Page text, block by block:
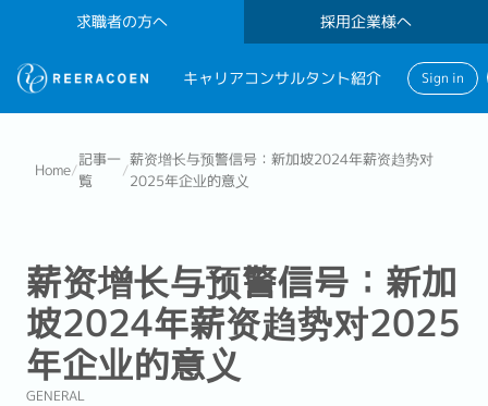
求職者の方へ 採用企業様へ
キャリアコンサルタント紹介 Sign in
Home/
記事一
覧
/
薪资增长与预警信号：新加坡2024年薪资趋势对
2025年企业的意义
薪资增长与预警信号：新加
坡2024年薪资趋势对2025
年企业的意义
GENERAL